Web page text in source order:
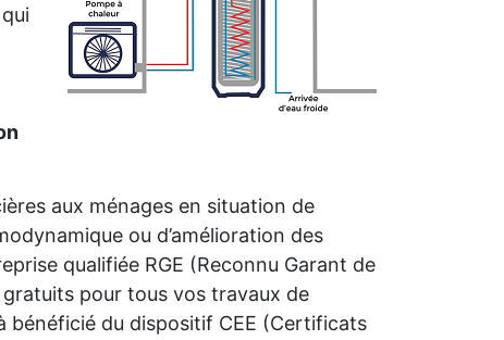
aux ménages en situation de
ou d’amélioration des
qualifiée RGE (Reconnu Garant de
gratuits pour tous vos travaux de
bénéficié du dispositif CEE (Certificats